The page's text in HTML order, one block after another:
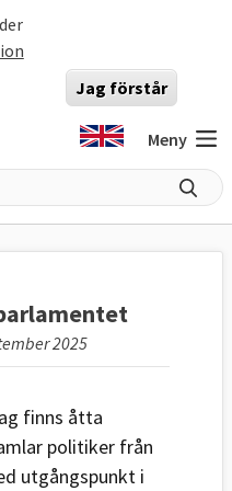
Jag förstår
Meny
2025
finns åtta
politiker från
utgångspunkt i